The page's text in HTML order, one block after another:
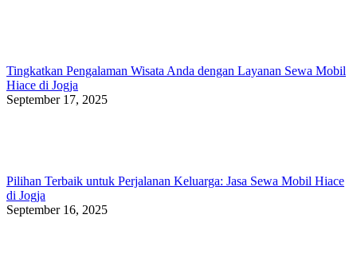
Tingkatkan Pengalaman Wisata Anda dengan Layanan Sewa Mobil
Hiace di Jogja
September 17, 2025
Pilihan Terbaik untuk Perjalanan Keluarga: Jasa Sewa Mobil Hiace
di Jogja
September 16, 2025